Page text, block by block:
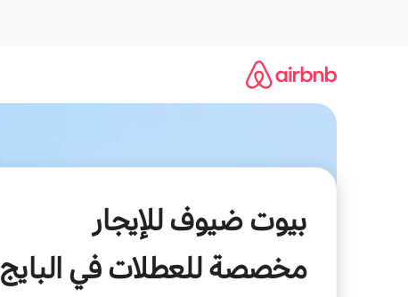
بيوت ضيوف للإيجار
مخصصة للعطلات في البايج